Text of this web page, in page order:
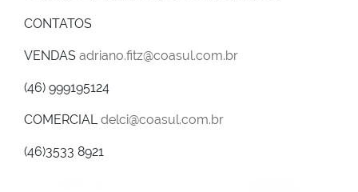
CONTATOS
VENDAS adriano.fitz@coasul.com.br
(46) 999195124
COMERCIALdelci@coasul.com.br
(46)3533 8921